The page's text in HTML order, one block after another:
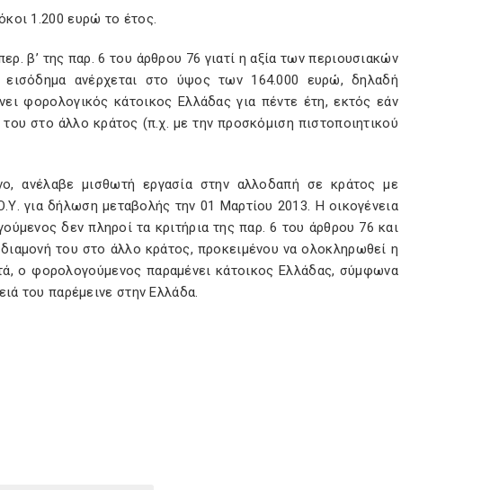
1.200 ευρώ το έτος.
β’ της παρ. 6 του άρθρου 76 γιατί η αξία των περιουσιακών
ανέρχεται στο ύψος των 164.000 ευρώ, δηλαδή
φορολογικός κάτοικος Ελλάδας για πέντε έτη, εκτός εάν
στο άλλο κράτος (π.χ. με την προσκόμιση πιστοποιητικού
ανέλαβε μισθωτή εργασία στην αλλοδαπή σε κράτος με
για δήλωση μεταβολής την 01 Μαρτίου 2013. Η οικογένεια
δεν πληροί τα κριτήρια της παρ. 6 του άρθρου 76 και
του στο άλλο κράτος, προκειμένου να ολοκληρωθεί η
ο φορολογούμενος παραμένει κάτοικος Ελλάδας, σύμφωνα
του παρέμεινε στην Ελλάδα.